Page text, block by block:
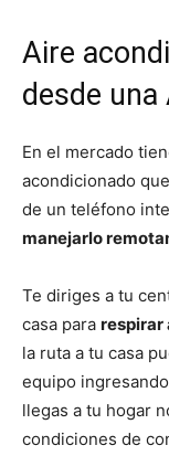
Aire
desde una
En el mercado
acondicionado
de un teléfono
manejarlo
Te diriges a tu
casa para respirar
la ruta a tu casa
equipo
llegas a tu hogar
condiciones de